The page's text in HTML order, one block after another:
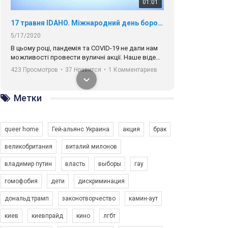
01:01
17 травня IDAHO. Міжнародний день боротьби з гомофобією трансфобією і біфобія.
5/17/2020
В цьому році, пандемія та COVІD-19 не дали нам
можливості провести вуличні акції. Наше відео-
звернення про те, що навіть коли ми у різних
містах та не можемо зустрінеться, ми разом. Ми
закликаємо всіх хто поділяє цінності рівності та
солідарності, приєднатися до нас. Регіональні
підрозділи ГАУ є в 16 областях України.
423 Просмотров • 37 Нравится • 1 Комментариев
Зупинимо насильство проти ЛГБТ в Україні! Stop violence against LGBT in Ukraine!
Емоційний та вражаючий промо-ролік на
Метки
queer home Гей-альянс Украина акция брак
великобритания виталий милонов
владимир путин власть выборы гау
гомофобия дети дискриминация
дональд трамп законотворчество камин-аут
киев киевпрайд кино лгбт